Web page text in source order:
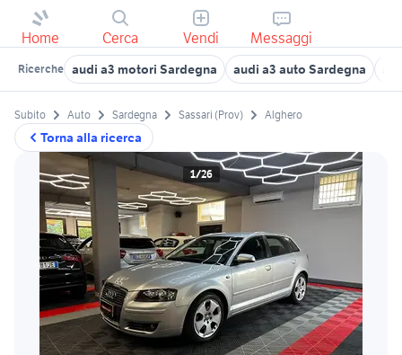
Home Cerca Vendi Messaggi
Ricerche audi a3 motori Sardegna audi a3 auto Sardegna
Torna alla ricerca
Subito Auto Sardegna Sassari (Prov) Alghero
1/26